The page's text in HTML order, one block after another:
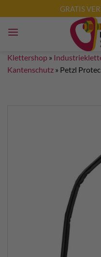
Inhalt
springen
GRATIS
Klettershop »
Kantenschutz » Petzl